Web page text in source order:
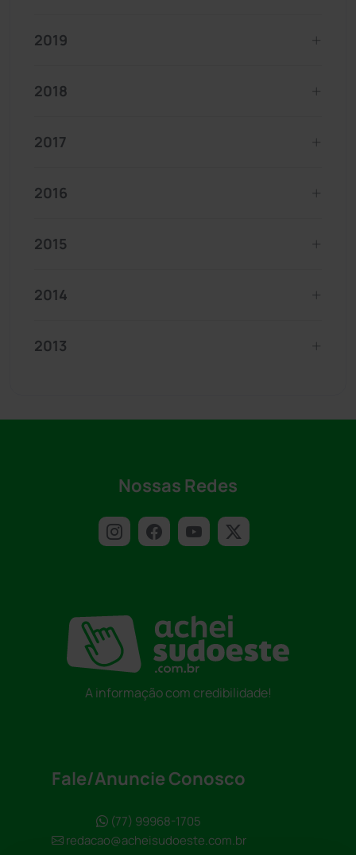
2019
2018
2017
2016
2015
2014
2013
Nossas Redes
A informação com credibilidade!
Fale/Anuncie Conosco
(77) 99968-1705
redacao@acheisudoeste.com.br